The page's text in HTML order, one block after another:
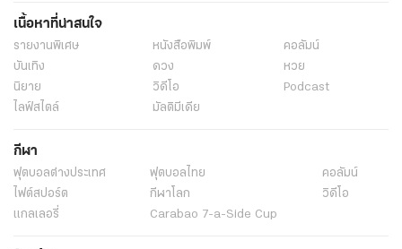
เนื้อหาที่น่าสนใจ
รายงานพิเศษ หนังสือพิมพ์
คอลัมน์
บันเทิง
ดวง
หวย
นิยาย
วิดีโอ
Podcast
ไลฟ์สไตล์
มัลติมีเดีย
กีฬา
ฟุตบอลต่่างประเทศ ฟุตบอลไทย
คอลัมน์
ไฟต์สปอร์ต
กีฬาโลก
วิดีโอ
แกลเลอรี่
Carabao 7-a-Side Cup